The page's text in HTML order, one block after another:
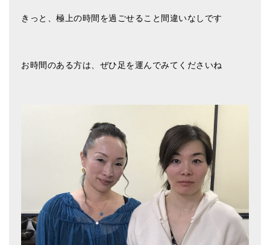
きっと、極上の時間を過ごせること間違いなしです
お時間のある方は、ぜひ足を運んでみてくださいね